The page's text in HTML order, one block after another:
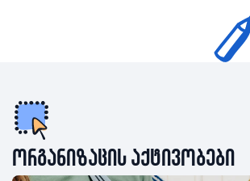
ორგანიზაცის აქტივობები